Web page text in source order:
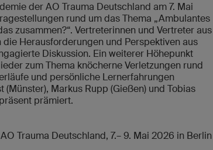
der AO Trauma Deutschland am 7. Mai
rund um das Thema „Ambulantes
zusammen?“. Vertreterinnen und Vertreter aus
Herausforderungen und Perspektiven aus
Diskussion. Ein weiterer Höhepunkt
zum Thema knöcherne Verletzungen rund
und persönliche Lernerfahrungen
Markus Rupp (Gießen) und Tobias
prämiert.